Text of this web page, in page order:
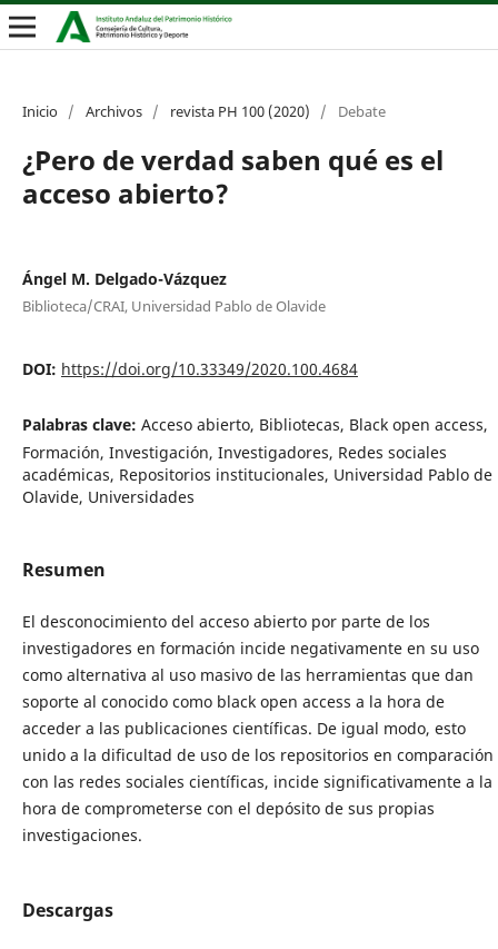
Inicio / Archivos / revista PH 100 (2020) / Debate
¿Pero de verdad saben qué es el
acceso abierto?
Ángel M. Delgado-Vázquez
Biblioteca/CRAI, Universidad Pablo de Olavide
DOI: https://doi.org/10.33349/2020.100.4684
Palabras clave: Acceso abierto, Bibliotecas, Black open access,
Formación, Investigación, Investigadores, Redes sociales
académicas, Repositorios institucionales, Universidad Pablo de
Olavide, Universidades
Resumen
El desconocimiento del acceso abierto por parte de los
investigadores en formación incide negativamente en su uso
como alternativa al uso masivo de las herramientas que dan
soporte al conocido como black open access a la hora de
acceder a las publicaciones científicas. De igual modo, esto
unido a la dificultad de uso de los repositorios en comparación
con las redes sociales científicas, incide significativamente a la
hora de comprometerse con el depósito de sus propias
investigaciones.
Descargas